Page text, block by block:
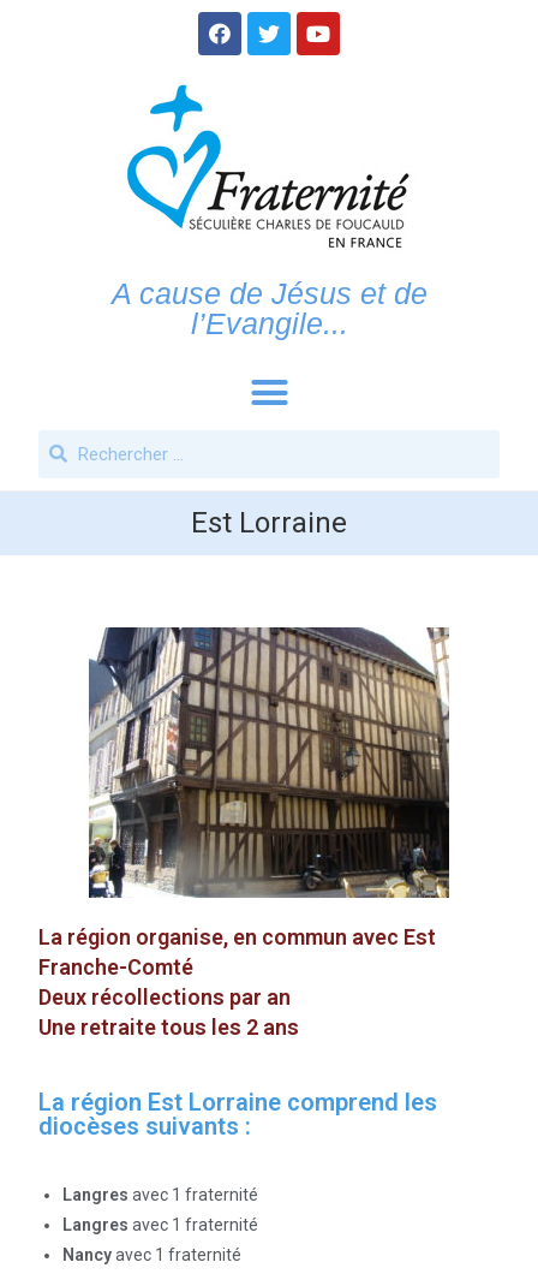
A cause de Jésus et de
l’Evangile...
Est Lorraine
La région organise, en commun avec Est
Franche-Comté
Deux récollections par an
Une retraite tous les 2 ans
La région Est Lorraine comprend les
diocèses suivants :
Langres avec 1 fraternité
Langres avec 1 fraternité
Nancyavec 1 fraternité